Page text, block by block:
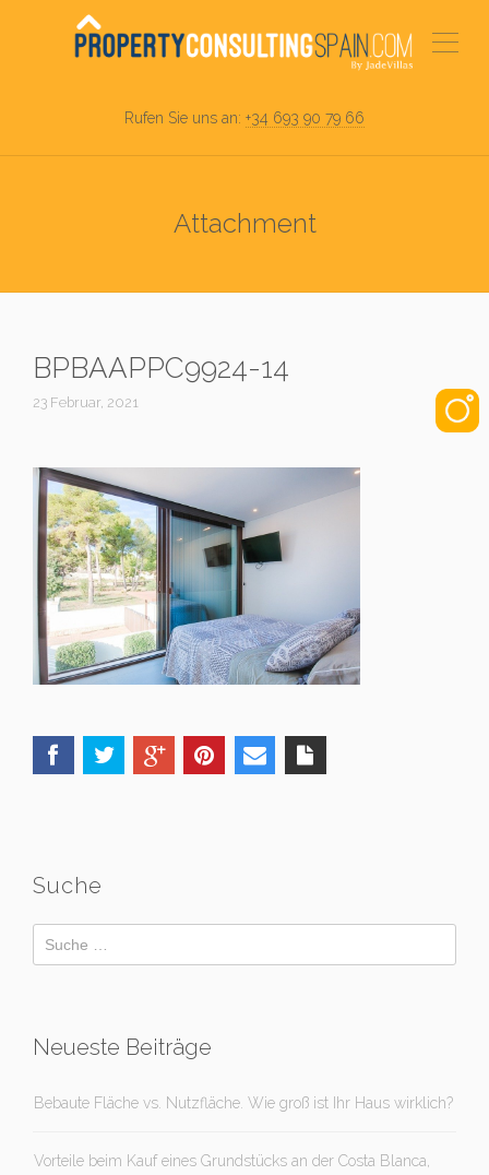
Rufen Sie uns an: +34 693 90 79 66
Attachment
BPBAAPPC9924-14
23 Februar, 2021
Suche
Neueste Beiträge
Bebaute Fläche vs. Nutzfläche. Wie groß ist Ihr Haus wirklich?
Vorteile beim Kauf eines Grundstücks an der Costa Blanca,